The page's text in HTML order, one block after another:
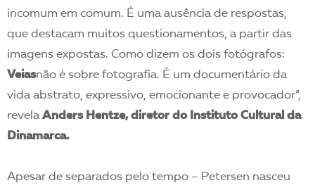
incomum em comum. É uma ausência de respostas,
que destacam muitos questionamentos, a partir das
imagens expostas. Como dizem os dois fotógrafos:
Veiasnão é sobre fotografia. É um documentário da
vida abstrato, expressivo, emocionante e provocador”,
revela Anders Hentze, diretor do Instituto Cultural da
Dinamarca.
Apesar de separados pelo tempo – Petersen nasceu